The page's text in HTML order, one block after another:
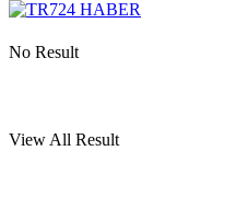
No Result
View All Result